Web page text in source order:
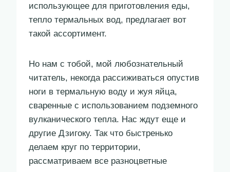
использующее для приготовления еды,
тепло термальных вод, предлагает вот
такой ассортимент.
Но нам с тобой, мой любознательный
читатель, некогда рассиживаться опустив
ноги в термальную воду и жуя яйца,
сваренные с использованием подземного
вулканического тепла. Нас ждут еще и
другие Дзигоку. Так что быстренько
делаем круг по территории,
рассматриваем все разноцветные